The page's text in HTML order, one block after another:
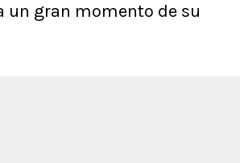
un gran momento de su